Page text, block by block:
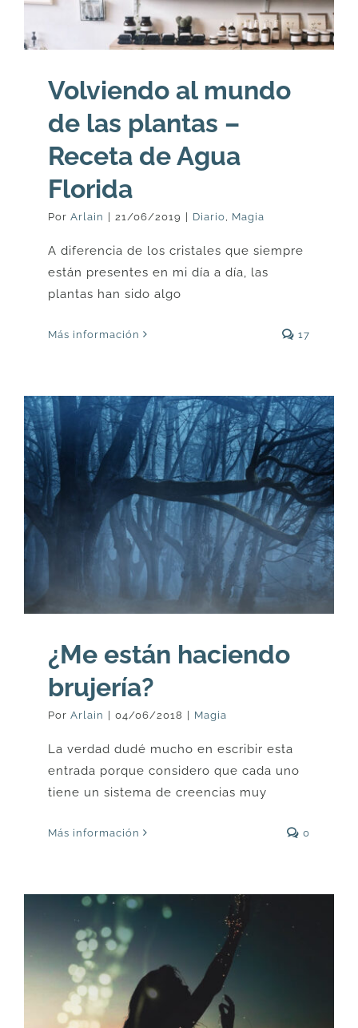
Volviendo al mundo
de las plantas –
Receta de Agua
Florida
Por Arlain 21/06/2019 Diario Magia
A diferencia de los cristales que siempre
están presentes en mi día a día, las
plantas han sido algo
Más información 17
¿Me están haciendo
brujería?
Por Arlain | 04/06/2018 | Magia
La verdad dudé mucho en escribir esta
entrada porque considero que cada uno
tiene un sistema de creencias muy
Más información 0